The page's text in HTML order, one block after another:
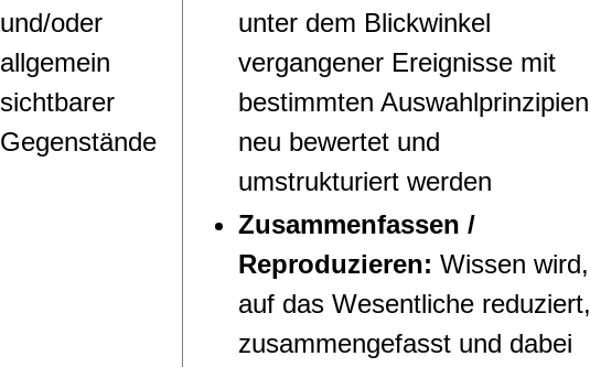
und/oder
allgemein
sichtbarer
Gegenstände
unter dem Blickwinkel
vergangener Ereignisse mit
bestimmten Auswahlprinzipien
neu bewertet und
umstrukturiert werden
Zusammenfassen /
Reproduzieren: Wissen wird,
auf das Wesentliche reduziert,
zusammengefasst und dabei